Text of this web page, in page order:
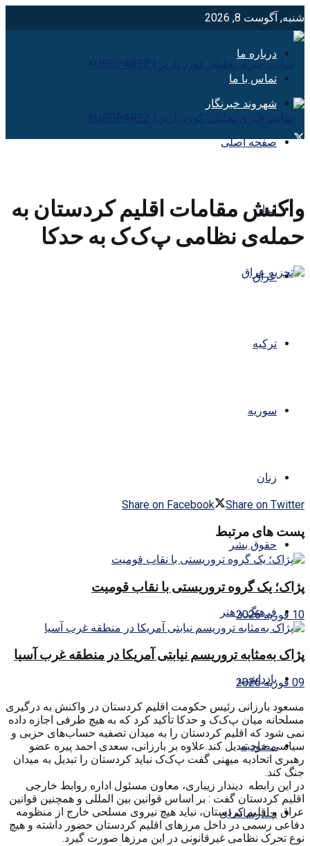
شنبه, آگوست 8, 2026
درباره ما
تماس با ما
شهروند خبرنگار
صفحه اصلی
ایران
عراق
ترکیه
سوریه
زنان
حقوق بشر
فرهنگ و هنر
یادداشت
مصاحبه
چندرسانه ای
واکنش مقامات اقلیم کردستان به
حمله‌ی نظامی پ‌ک‌ک به حدکا
Share on Facebook Share on Twitter
پست های مرتبط
پژاک؛ یک گروه تروریستی با نقاب قومیت
10 فوریه 2026
پژاک به‌مثابه تروریسم نیابتی آمریکا در منطقه غرب آسیا
09 فوریه 2026
مسعود بارزانی رئیس حکومت اقلیم کردستان در واکنش به درگیری
مسلحانه‌ میان پ‌ک‌ک و حدکا تأکید کرد که به هیچ طرفی اجازه داده
نمی شود که اقلیم کردستان را به میدان تصفیه حساب‌های حزبی و
سیاسی خود تبدیل کند.علاوه بر بارزانی، سعدی احمد پیره‌ عضو
رهبری اتحادیه‌ میهنی گفت پ‌ک‌ک نباید کردستان را تبدیل به‌ میدان
جنگ کند.
در این رابطه دیندار زیباری، معاون مسئول اداره‌ روابط خارجی
اقلیم کردستان گفت : بر اساس قوانین بین المللی و همچنین قوانین
عراق و اقلیم کردستان، نباید هیچ نیروی مسلحی خارج از منظومه‌
دفاعی رسمی در داخل مرزهای اقلیم کردستان حضور داشته‌ و هیچ
نوع تحرک نظامی غیرقانونی در این مرزها صورت گیرد.